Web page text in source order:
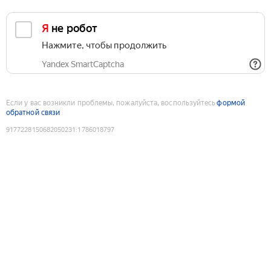
Я не робот
Нажмите, чтобы продолжить
Yandex SmartCaptcha
Если у вас возникли проблемы, пожалуйста, воспользуйтесьформой
обратной связи
9177228150682050231 :1786018797